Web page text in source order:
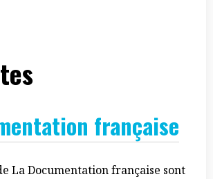
française
La Documentation française sont